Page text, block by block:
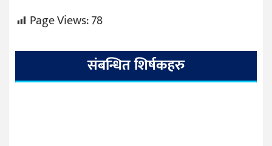
Page Views:78
संबन्धित शिर्षकहरु